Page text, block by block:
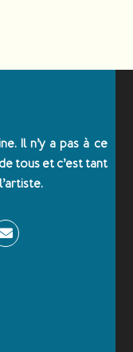
Il n’y a pas à ce
tous et c’est tant